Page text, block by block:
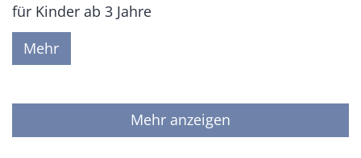
für Kinder ab 3 Jahre
Mehr
Mehr anzeigen